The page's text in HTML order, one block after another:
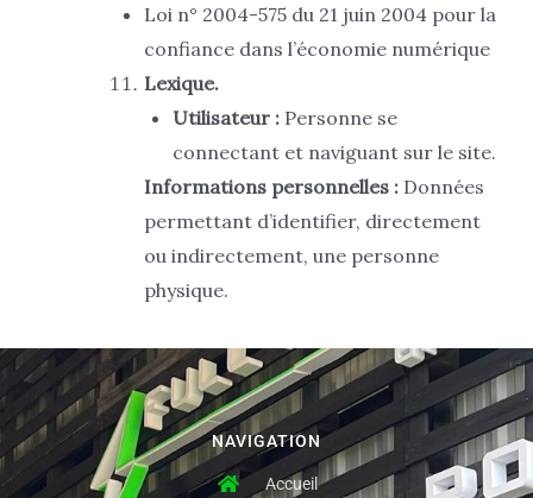
Loi n° 2004-575 du 21 juin 2004 pour la
confiance dans l’économie numérique
Lexique.
Utilisateur : Personne se
connectant et naviguant sur le site.
Informations personnelles : Données
permettant d’identifier, directement
ou indirectement, une personne
physique.
NAVIGATION
Accueil